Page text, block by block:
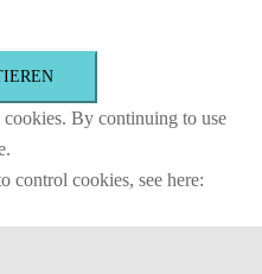
By continuing to use
control cookies, see here: